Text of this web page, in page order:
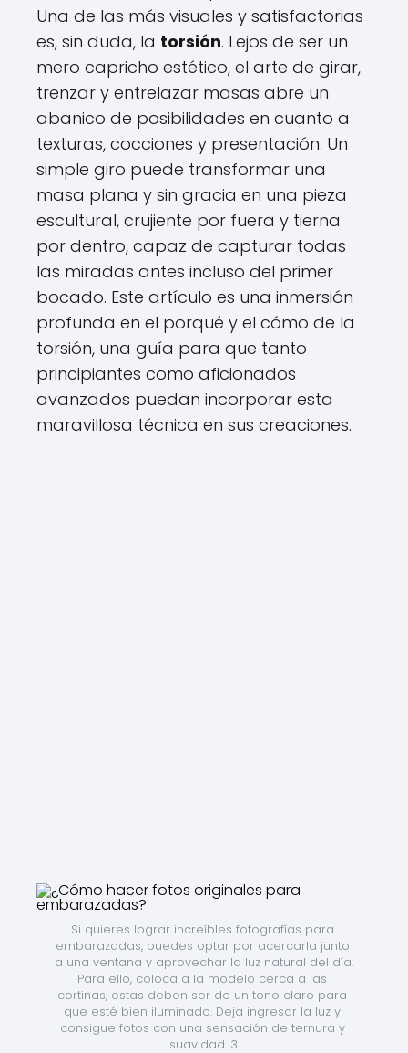
Una de las más visuales y satisfactorias
es, sin duda, la torsión. Lejos de ser un
mero capricho estético, el arte de girar,
trenzar y entrelazar masas abre un
abanico de posibilidades en cuanto a
texturas, cocciones y presentación. Un
simple giro puede transformar una
masa plana y sin gracia en una pieza
escultural, crujiente por fuera y tierna
por dentro, capaz de capturar todas
las miradas antes incluso del primer
bocado. Este artículo es una inmersión
profunda en el porqué y el cómo de la
torsión, una guía para que tanto
principiantes como aficionados
avanzados puedan incorporar esta
maravillosa técnica en sus creaciones.
Si quieres lograr increíbles fotografías para
embarazadas, puedes optar por acercarla junto
a una ventana y aprovechar la luz natural del día.
Para ello, coloca a la modelo cerca a las
cortinas, estas deben ser de un tono claro para
que esté bien iluminado. Deja ingresar la luz y
consigue fotos con una sensación de ternura y
suavidad. 3.